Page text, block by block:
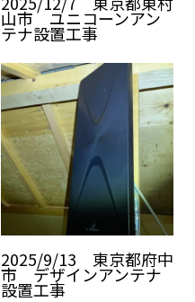
山市 ユニコーンアン
テナ設置工事
2025/9/13 東京都府中
市 デザインアンテナ
設置工事